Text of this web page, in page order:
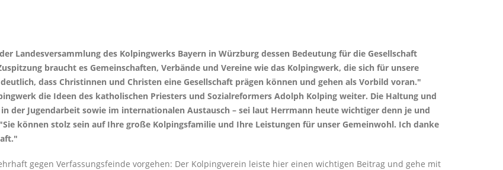
Landesversammlung des Kolpingwerks Bayern in Würzburg dessen Bedeutung für die Gesellschaft
braucht es Gemeinschaften, Verbände und Vereine wie das Kolpingwerk, die sich für unsere
dass Christinnen und Christen eine Gesellschaft prägen können und gehen als Vorbild voran."
die Ideen des katholischen Priesters und Sozialreformers Adolph Kolping weiter. Die Haltung und
der Jugendarbeit sowie im internationalen Austausch – sei laut Herrmann heute wichtiger denn je und
können stolz sein auf Ihre große Kolpingsfamilie und Ihre Leistungen für unser Gemeinwohl. Ich danke
gegen Verfassungsfeinde vorgehen: Der Kolpingverein leiste hier einen wichtigen Beitrag und gehe mit